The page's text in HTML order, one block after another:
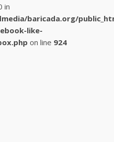
in
baricada.org/
like-
on line 924